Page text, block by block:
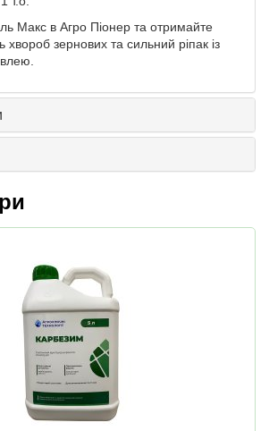
Макс в Агро Піонер та отримайте
хвороб зернових та сильний ріпак із